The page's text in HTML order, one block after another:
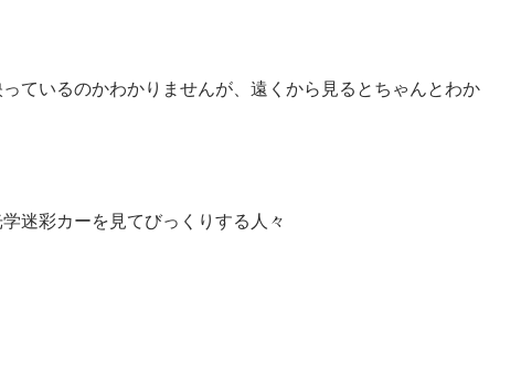
ているのかわかりませんが、遠くから見るとちゃんとわか
迷彩カーを見てびっくりする人々